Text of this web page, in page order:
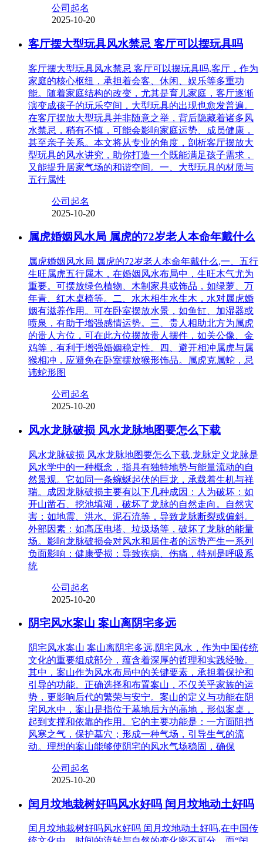
公司起名
2025-10-20
客厅摆大型玩具风水禁忌 客厅可以摆玩具吗
客厅摆大型玩具风水禁忌 客厅可以摆玩具吗,客厅，作为
家庭的核心枢纽，承担着会客、休闲、娱乐等多重功
能。随着家庭结构的改变，尤其是育儿家庭，客厅逐渐
演变成孩子的玩乐空间，大型玩具的出现也愈发普遍。
在客厅摆放大型玩具并非随意之举，背后隐藏着诸多风
水禁忌，稍有不慎，可能会影响家庭运势、成员健康，
甚至亲子关系。本文将从专业的角度，剖析客厅摆放大
型玩具的风水讲究，助你打造一个既能满足孩子需求，
又能提升居家气场的和谐空间。一、大型玩具的材质与
五行属性
公司起名
2025-10-20
属虎婚姻风水局 属虎的72岁老人本命年戴什么
属虎婚姻风水局 属虎的72岁老人本命年戴什么,一、五行
生旺属虎五行属木，在婚姻风水布局中，生旺木气尤为
重要。可摆放绿色植物、木制家具或饰品，如绿萝、万
年青、红木桌椅等。二、水木相生水生木，水对属虎婚
姻有滋养作用。可在卧室摆放水景，如鱼缸、加湿器或
喷泉，有助于增强感情运势。三、贵人相助北方为属虎
的贵人方位，可在此方位摆放贵人摆件，如关公像、金
鸡等，有利于增强婚姻稳定性。四、避开相冲属虎与属
猴相冲，应避免在卧室摆放猴形饰品。属虎克属蛇，忌
讳蛇形图
公司起名
2025-10-20
风水龙脉破损 风水龙脉地图要怎么下载
风水龙脉破损 风水龙脉地图要怎么下载,龙脉定义龙脉是
风水学中的一种概念，指具有独特地势与能量流动的自
然景观。它如同一条蜿蜒起伏的巨龙，承载着生机与祥
瑞。成因龙脉破损主要有以下几种成因：人为破坏：如
开山凿石、挖池填湖，破坏了龙脉的自然走向。自然灾
害：如地震、洪水、泥石流等，导致龙脉断裂或偏斜。
外部因素：如高压电塔、垃圾场等，破坏了龙脉的能量
场。影响龙脉破损会对风水和居住者的运势产生一系列
负面影响：健康受损：导致疾病、伤痛，特别是呼吸系
统
公司起名
2025-10-20
阴宅风水案山 案山离阴宅多远
阴宅风水案山 案山离阴宅多远,阴宅风水，作为中国传统
文化的重要组成部分，蕴含着深厚的哲理和实践经验。
其中，案山作为风水布局中的关键要素，承担着保护和
引导的功能。正确选择和布置案山，不仅关乎家族的运
势，更影响后代的繁荣与安宁。案山的定义与功能在阴
宅风水中，案山是指位于墓地后方的高地，形似案桌，
起到支撑和依靠的作用。它的主要功能是：一方面阻挡
风寒之气，保护墓穴；形成一种气场，引导生气的流
动。理想的案山能够使阴宅的风水气场稳固，确保
公司起名
2025-10-20
闰月坟地栽树好吗风水好吗 闰月坟地动土好吗
闰月坟地栽树好吗风水好吗 闰月坟地动土好吗,在中国传